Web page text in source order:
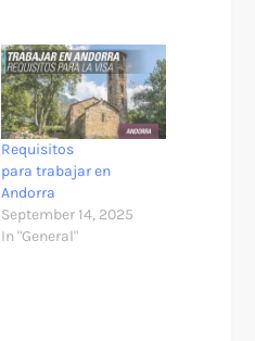
Requisitos
para trabajar en
Andorra
September 14, 2025
In "General"